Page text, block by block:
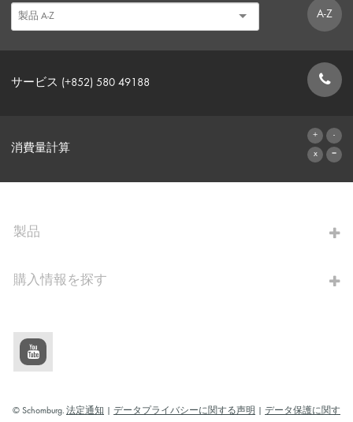
A-Z
サービス (+852) 580 49188
消費量計算
製品
購入情報を探す
© Schomburg. 法定通知 データプライバシーに関する声明 データ保護に関す